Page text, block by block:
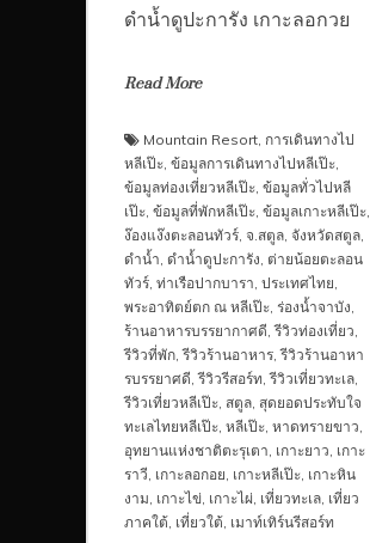
ดำน้ำดูปะการัง เกาะลอกวย
Read More
Mountain Resort, การเดินทางไป
หลีเป๊ะ, ข้อมูลการเดินทางไปหลีเป๊ะ,
ข้อมูลท่องเที่ยวหลีเป๊ะ, ข้อมูลทั่วไปหลี
เป๊ะ, ข้อมูลที่พักหลีเป๊ะ, ข้อมูลเกาะหลีเป๊ะ,
ง๊องแง๊งตะลอนทัวร์, จ.สตูล, จังหวัดสตูล,
ดำน้ำ, ดำน้ำดูปะการัง, ต่ายน้อยตะลอน
ทัวร์, ท่าเรือปากบารา, ประเทศไทย,
พระอาทิตย์ตก ณ หลีเป๊ะ, ร่องน้ำจาบัง,
ร้านอาหารบรรยากาศดี,รีวิวท่องเที่ยว,
รีวิวที่พัก,รีวิวร้านอาหาร,รีวิวร้านอาหา
รบรรยาศดี,รีวิวรีสอร์ท,รีวิวเที่ยวทะเล,
รีวิวเที่ยวหลีเป๊ะ, สตูล, สุดยอดประทับใจ
ทะเลไทยหลีเป๊ะ, หลีเป๊ะ, หาดทรายขาว,
อุทยานแห่งชาติตะรุเตา, เกาะยาว, เกาะ
ราวี, เกาะลอกอย, เกาะหลีเป๊ะ, เกาะหิน
งาม, เกาะไข่, เกาะไผ่, เที่ยวทะเล, เที่ยว
ภาคใต้, เที่ยวใต้, เมาท์เทิร์นรีสอร์ท